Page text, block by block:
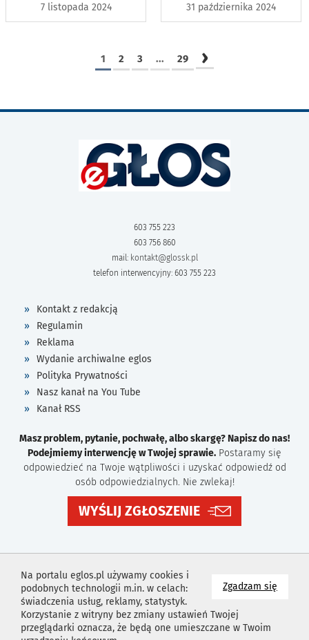
Zgadzam się
Na portalu eglos.pl używamy cookies i
podobnych technologii m.in. w celach:
świadczenia usług, reklamy, statystyk.
Korzystanie z witryny bez zmiany ustawień Twojej
przeglądarki oznacza, że będą one umieszczane w Twoim
7 listopada 2024 31 października 2024
1 2 3 ... 29 ›
603 755 223
603 756 860
mail: kontakt@glossk.pl
telefon interwencyjny: 603 755 223
Kontakt z redakcją
Regulamin
Reklama
Wydanie archiwalne eglos
Polityka Prywatności
Nasz kanał na You Tube
Kanał RSS
Masz problem, pytanie, pochwałę, albo skargę? Napisz do nas!
Podejmiemy interwencję w Twojej sprawie. Postaramy się
odpowiedzieć na Twoje wątpliwości i uzyskać odpowiedź od
osób odpowiedzialnych. Nie zwlekaj!
WYŚLIJ ZGŁOSZENIE